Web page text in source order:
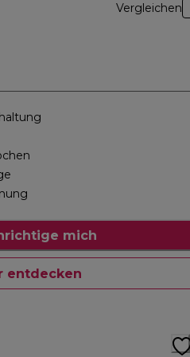
Vergleichen
mich
entdecken